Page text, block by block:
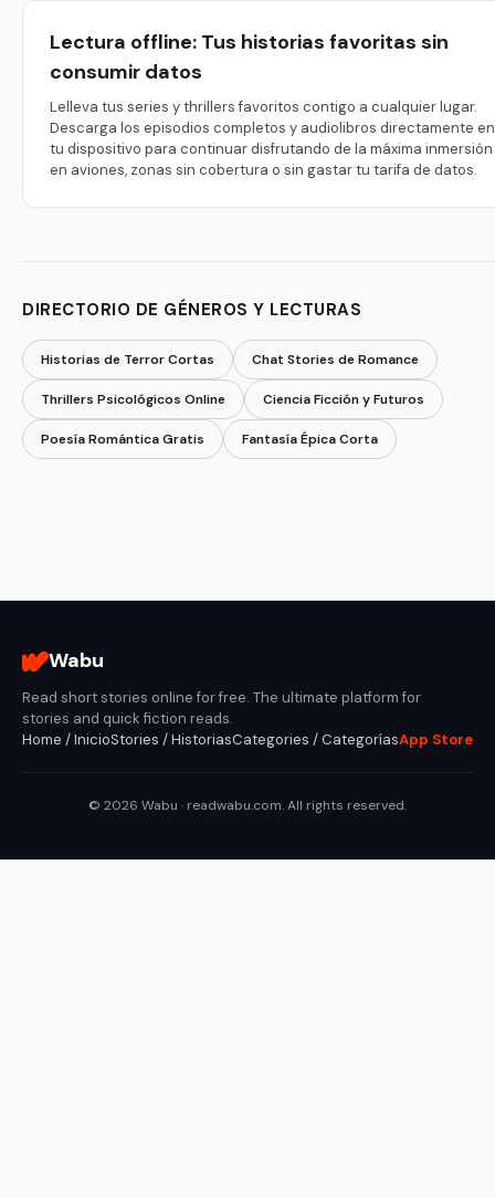
Lectura offline: Tus historias favoritas sin
consumir datos
Lelleva tus series y thrillers favoritos contigo a cualquier lugar.
Descarga los episodios completos y audiolibros directamente en
tu dispositivo para continuar disfrutando de la máxima inmersión
en aviones, zonas sin cobertura o sin gastar tu tarifa de datos.
DIRECTORIO DE GÉNEROS Y LECTURAS
Historias de Terror Cortas Chat Stories de Romance
Thrillers Psicológicos Online Ciencia Ficción y Futuros
Poesía Romántica Gratis Fantasía Épica Corta
Wabu
Read short stories online for free. The ultimate platform for
stories and quick fiction reads.
Home / InicioStories / HistoriasCategories / CategoríasApp Store
© 2026 Wabu · readwabu.com. All rights reserved.